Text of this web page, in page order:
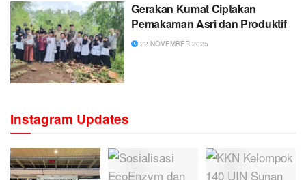
Gerakan Kumat Ciptakan
Pemakaman Asri dan Produktif
22 NOVEMBER 2025
Instagram Updates